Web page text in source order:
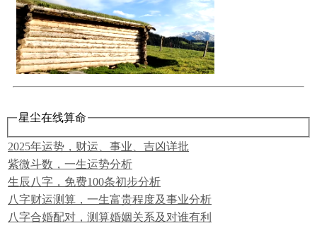
星尘在线算命
2025年运势，财运、事业、吉凶详批
紫微斗数，一生运势分析
生辰八字，免费100条初步分析
八字财运测算，一生富贵程度及事业分析
八字合婚配对，测算婚姻关系及对谁有利